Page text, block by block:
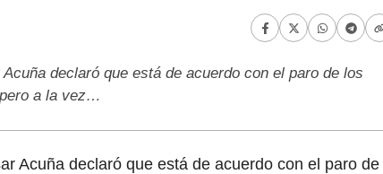
declaró que está de acuerdo con el paro de los
a la vez…
Acuña declaró que está de acuerdo con el paro de